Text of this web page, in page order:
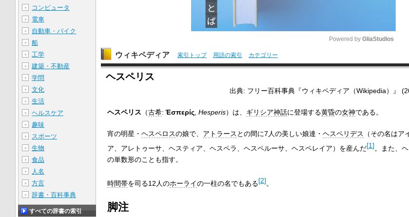
M
t
Powered by GliaStudios
ウィキペディア 索引トップ 用語の索引 カテゴリー
ヘスペリス
出典: フリー百科事典『ウィキペディア（Wikipedia）』
ヘスペリス （古希: Ἑσπερίς, Hesperis）は、 ギリシア神話に登場する黄昏の女神である。
宵の明星・ ヘスペロスの娘で、 アトラース との間に7人の美しい娘達・ ヘスペリデス
（その名はア
ア、アレトゥーサ、ヘスティア、ヘスペラ、ヘスペルーサ、ヘスペレイア）を産んだ[1]。また、
の単数形のことも指す。
時間帯を司る12人のホーライの一柱の名でもある[2]。
脚注
＋ コンピュータ
＋ 電車
＋ 自動車・バイク
＋ 船
＋ 工学
＋ 建築・不動産
＋ 学問
＋ 文化
＋ 生活
＋ ヘルスケア
＋ 趣味
＋ スポーツ
＋ 生物
＋ 食品
＋ 人名
＋ 方言
＋ 辞書・百科事典
すべての辞書の索引